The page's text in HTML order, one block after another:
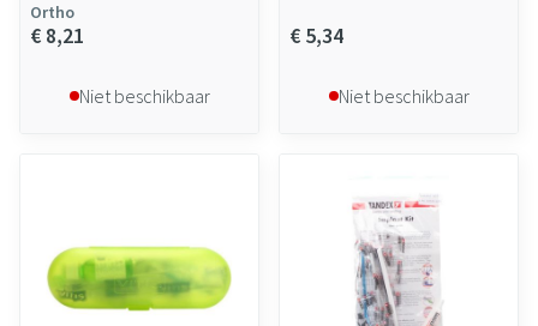
Ortho
€ 8,21
Niet beschikbaar
€ 5,34
Niet beschikbaar